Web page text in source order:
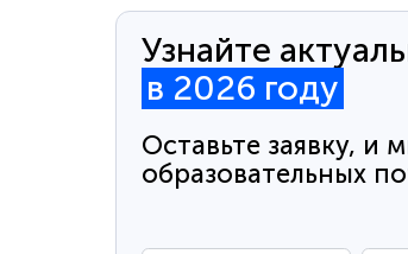
Узнайте
в 2026 году
Оставьте заявку, и
образовательных